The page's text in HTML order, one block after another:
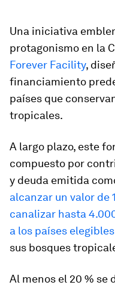
Una iniciativa
protagonismo en la
Forever Facility,
financiamiento
países que
tropicales.
A largo plazo, este
compuesto por
y deuda emitida
alcanzar un valor de
canalizar hasta
a los países elegibles
sus bosques
Al menos el 20 %